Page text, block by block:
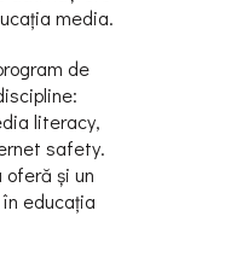
media.
de
literacy,
safety.
și un
educaţia